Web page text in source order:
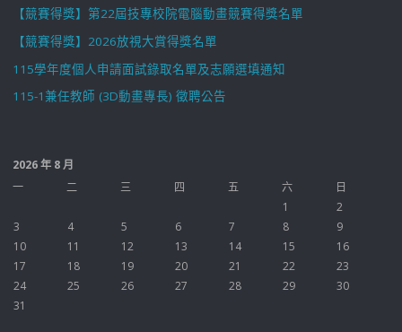
【競賽得獎】第22屆技專校院電腦動畫競賽得獎名單
【競賽得獎】2026放視大賞得獎名單
115學年度個人申請面試錄取名單及志願選填通知
115-1兼任教師 (3D動畫專長) 徵聘公告
2026 年 8 月
一
二 三 四 五 六
日
1
2
3
4 5 6 7 8
9
10
11 12 13 14 15
16
17
18 19 20 21 22
23
24
25 26 27 28 29
30
31